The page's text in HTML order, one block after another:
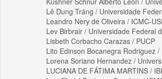
Lê Dung Tráng / Universidade
Leandro Nery de Oliveira / ICMC-
Lev Birbrair / Universidade Federal
Lisbeth Corbacho Carazas / PUCP
Lito Edinson Bocanegra Rodriguez /
Lorena Soriano Hernandez /
LUCIANA DE FÁTIMA MARTINS /